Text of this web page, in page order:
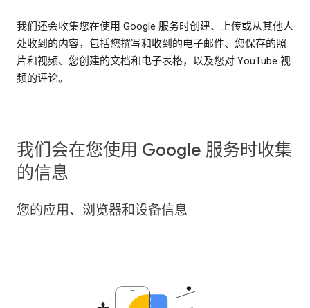
我们还会收集您在使用 Google 服务时创建、上传或从其他人
处收到的内容，包括您撰写和收到的电子邮件、您保存的照
片和视频、您创建的文档和电子表格，以及您对 YouTube 视
频的评论。
我们会在您使用 Google 服务时收集
的信息
您的应用、浏览器和设备信息